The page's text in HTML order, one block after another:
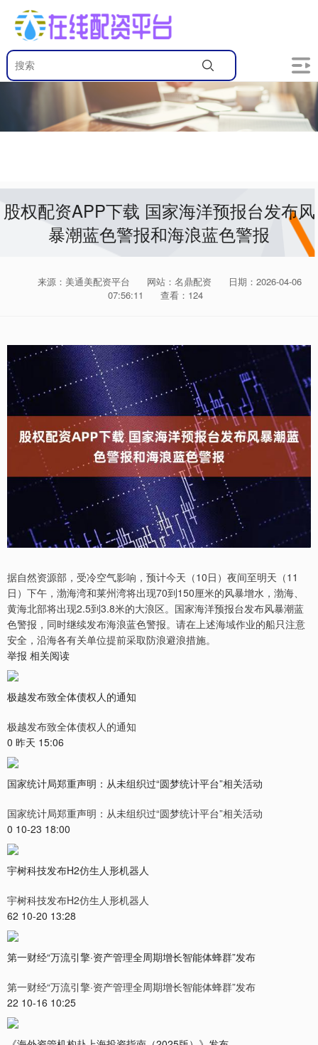
股权配资APP下载 国家海洋预报台发布风
暴潮蓝色警报和海浪蓝色警报
来源：美通美配资平台 网站：名鼎配资
日期：2026-04-06
07:56:11
查看：124
据自然资源部，受冷空气影响，预计今天（10日）夜间至明天（11
日）下午，渤海湾和莱州湾将出现70到150厘米的风暴增水，渤海、
黄海北部将出现2.5到3.8米的大浪区。国家海洋预报台发布风暴潮蓝
色警报，同时继续发布海浪蓝色警报。请在上述海域作业的船只注意
安全，沿海各有关单位提前采取防浪避浪措施。
举报 相关阅读
极越发布致全体债权人的通知
极越发布致全体债权人的通知
0 昨天 15:06
国家统计局郑重声明：从未组织过“圆梦统计平台”相关活动
国家统计局郑重声明：从未组织过“圆梦统计平台”相关活动
0 10-23 18:00
宇树科技发布H2仿生人形机器人
宇树科技发布H2仿生人形机器人
62 10-20 13:28
第一财经“万流引擎·资产管理全周期增长智能体蜂群”发布
第一财经“万流引擎·资产管理全周期增长智能体蜂群”发布
22 10-16 10:25